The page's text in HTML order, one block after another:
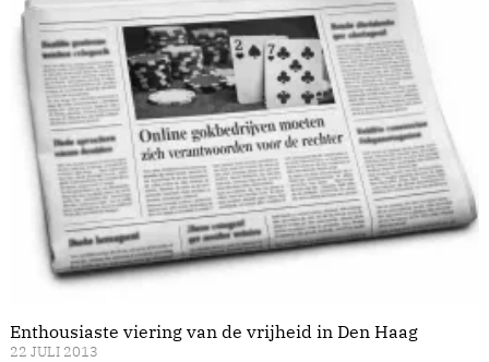
Enthousiaste viering van de vrijheid in Den Haag
22 JULI 2013